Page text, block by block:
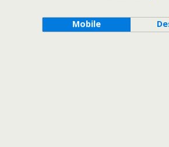
Mobile